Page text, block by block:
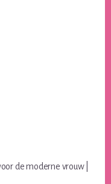
de moderne vrouw |